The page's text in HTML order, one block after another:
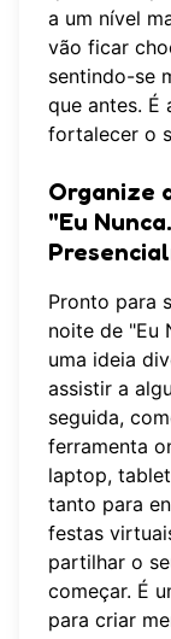
a um nível
vão ficar
sentindo-se
que antes. É
fortalecer o
Organize
"Eu
Pronto para
noite de "Eu
uma ideia
assistir a
seguida,
ferramenta
laptop,
tanto para
festas
partilhar o
começar. É
para criar